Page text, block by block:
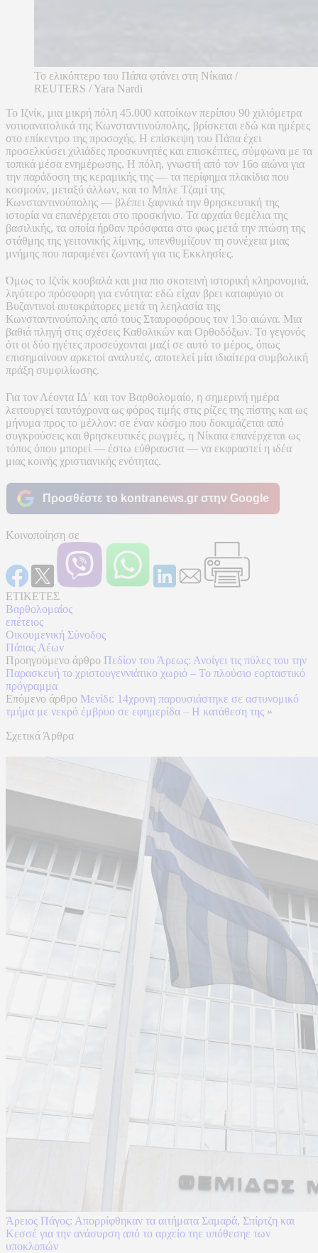
Το ελικόπτερο του Πάπα φτάνει στη Νίκαια /
REUTERS / Yara Nardi
Το Ιζνίκ, μια μικρή πόλη 45.000 κατοίκων περίπου 90 χιλιόμετρα
νοτιοανατολικά της Κωνσταντινούπολης, βρίσκεται εδώ και ημέρες
στο επίκεντρο της προσοχής. Η επίσκεψη του Πάπα έχει
προσελκύσει χιλιάδες προσκυνητές και επισκέπτες, σύμφωνα με τα
τοπικά μέσα ενημέρωσης. Η πόλη, γνωστή από τον 16ο αιώνα για
την παράδοση της κεραμικής της — τα περίφημα πλακίδια που
κοσμούν, μεταξύ άλλων, και το Μπλε Τζαμί της
Κωνσταντινούπολης — βλέπει ξαφνικά την θρησκευτική της
ιστορία να επανέρχεται στο προσκήνιο. Τα αρχαία θεμέλια της
βασιλικής, τα οποία ήρθαν πρόσφατα στο φως μετά την πτώση της
στάθμης της γειτονικής λίμνης, υπενθυμίζουν τη συνέχεια μιας
μνήμης που παραμένει ζωντανή για τις Εκκλησίες.
Όμως το Ιζνίκ κουβαλά και μια πιο σκοτεινή ιστορική κληρονομιά,
λιγότερο πρόσφορη για ενότητα: εδώ είχαν βρει καταφύγιο οι
Βυζαντινοί αυτοκράτορες μετά τη λεηλασία της
Κωνσταντινούπολης από τους Σταυροφόρους τον 13ο αιώνα. Μια
βαθιά πληγή στις σχέσεις Καθολικών και Ορθοδόξων. Το γεγονός
ότι οι δύο ηγέτες προσεύχονται μαζί σε αυτό το μέρος, όπως
επισημαίνουν αρκετοί αναλυτές, αποτελεί μία ιδιαίτερα συμβολική
πράξη συμφιλίωσης.
Για τον Λέοντα ΙΔ΄ και τον Βαρθολομαίο, η σημερινή ημέρα
λειτουργεί ταυτόχρονα ως φόρος τιμής στις ρίζες της πίστης και ως
μήνυμα προς το μέλλον: σε έναν κόσμο που δοκιμάζεται από
συγκρούσεις και θρησκευτικές ρωγμές, η Νίκαια επανέρχεται ως
τόπος όπου μπορεί — έστω εύθραυστα — να εκφραστεί η ιδέα
μιας κοινής χριστιανικής ενότητας.
Προσθέστε το kontranews.gr στην Google
Κοινοποίηση σε
ΕΤΙΚΕΤΕΣ
Βαρθολομαίος
επέτειος
Οικουμενική Σύνοδος
Πάπας Λέων
Προηγούμενο άρθρο Πεδίον του Άρεως: Ανοίγει τις πύλες του την
Παρασκευή το χριστουγεννιάτικο χωριό – Το πλούσιο εορταστικό
πρόγραμμα
Επόμενο άρθρο Μενίδι: 14χρονη παρουσιάστηκε σε αστυνομικό
τμήμα με νεκρό έμβρυο σε εφημερίδα – Η κατάθεση της »
Σχετικά Άρθρα
Άρειος Πάγος: Απορρίφθηκαν τα αιτήματα Σαμαρά, Σπίρτζη και
Κεσσέ για την ανάσυρση από το αρχείο τηε υπόθεσηε των
υποκλοπών